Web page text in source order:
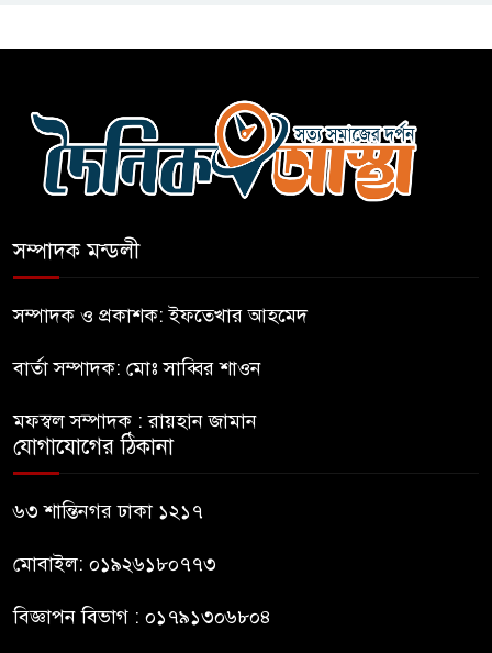
আহত-১০
বন্যায় পাটগ্রামে সড়ক ভেঙে
চালাচ্ছেন তারেক: কাদের সিদ্দিকী
জুলাই জাদুঘরে টিকিট জালিয়াতি!
সম্পাদক মন্ডলী
সম্পাদক ও প্রকাশক: ইফতেখার আহমেদ
বার্তা সম্পাদক: মোঃ সাব্বির শাওন
মফস্বল সম্পাদক : রায়হান জামান
যোগাযোগের ঠিকানা
৬৩ শান্তিনগর ঢাকা ১২১৭
মোবাইল: ০১৯২৬১৮০৭৭৩
বিজ্ঞাপন বিভাগ : ০১৭৯১৩০৬৮০৪